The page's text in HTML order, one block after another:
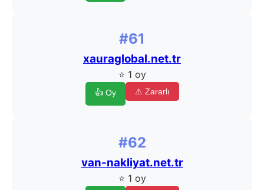
#61
xauraglobal.net.tr
⭐ 1 oy
👍 Oy ⚠ Zararlı
#62
van-nakliyat.net.tr
⭐ 1 oy